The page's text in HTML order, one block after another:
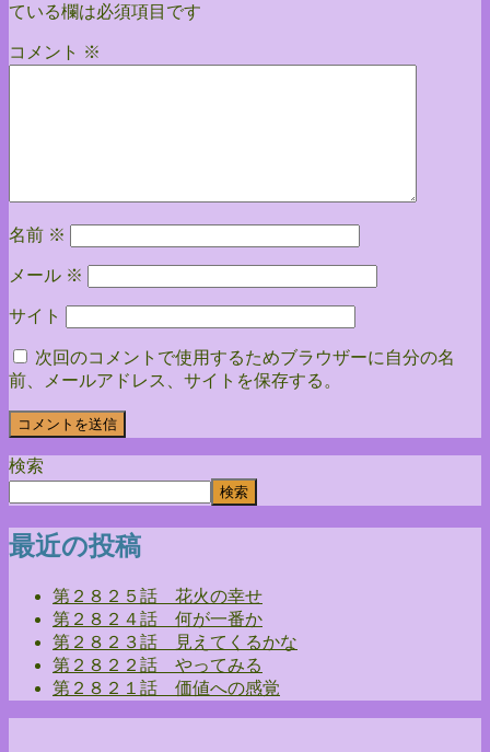
ている欄は必須項目です
コメント ※
名前 ※
メール ※
サイト
次回のコメントで使用するためブラウザーに自分の名
前、メールアドレス、サイトを保存する。
検索
検索
最近の投稿
第２８２５話 花火の幸せ
第２８２４話 何が一番か
第２８２３話 見えてくるかな
第２８２２話 やってみる
第２８２１話 価値への感覚